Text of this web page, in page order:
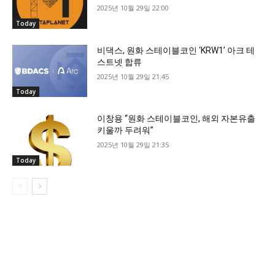
Today
2025년 10월 29일 22:00
Today
비댁스, 원화 스테이블코인 ‘KRW1’ 아크 테
스트넷 합류
2025년 10월 29일 21:45
Today
이창용 “원화 스테이블코인, 해외 자본유출
키울까 두려워”
2025년 10월 29일 21:35